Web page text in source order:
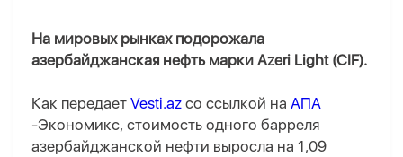
На мировых рынках подорожала
азербайджанская нефть марки Azeri Light (CIF).
Как передает Vesti.az со ссылкой на АПА
-Экономикс, стоимость одного барреля
азербайджанской нефти выросла на 1,09